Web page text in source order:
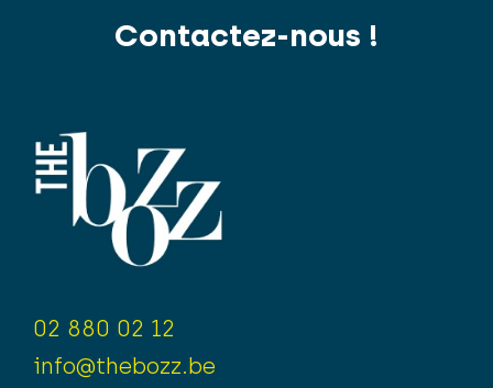
Contactez-nous !
02 880 02 12
info@thebozz.be